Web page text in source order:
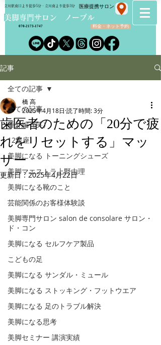
​美脚専門サロン ノーブル
立川駅南口より徒歩5分・立川南より徒歩3分
料金・ネット予約
070-2173-1747
​医療提携サロン
記事
全ての記事
番外編（笑）
12星座
美脚になる トーニングシューズ
美脚マエストラ上野由理
美脚になる靴のこと
芸能関係のお客様体験談
美脚専門サロン salon de consolare サロン・
ド・コン
美脚になる セルフケア製品
こどもの足
美脚になる サンダル・ミュール
美脚になる ストッキング・フットウエア
美脚になる 足のトラブル解決
美脚になる思考
美脚セミナー 講演実績
全ての記事
歯医者のための「20分で疲
れをリセットする」マッ
サー
橋 高
2025年4月18日 読了時間: 3分
更新日：2025年4月22日